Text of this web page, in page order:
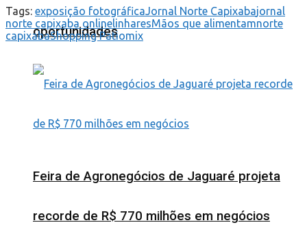
oportunidades
Feira de Agronegócios de Jaguaré projeta
recorde de R$ 770 milhões em negócios
Tags: exposição fotográficaJornal Norte Capixabajornal
norte capixaba onlinelinharesMãos que alimentamnorte
capixabaShopping Patiomix